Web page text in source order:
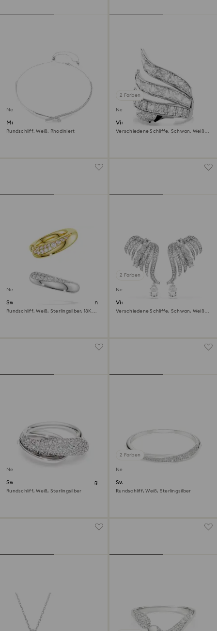
Neu
Matrix Halskette
Rundschliff, Weiß, Rhodiniert
2 Farben
Neu
Vienna Cocktailring
Verschiedene Schliffe, Schwan, Weiß,
Neu
Swarovski Classica Ohrspangen
Rundschliff, Weiß, Sterlingsilber, 18K
2 Farben
Neu
Vienna Ohrclips
Verschiedene Schliffe, Schwan, Weiß,
Neu
Swarovski Classica Cocktailring
Rundschliff, Weiß, Sterlingsilber
2 Farben
Neu
Swarovski Classica Armreif
Rundschliff, Weiß, Sterlingsilber